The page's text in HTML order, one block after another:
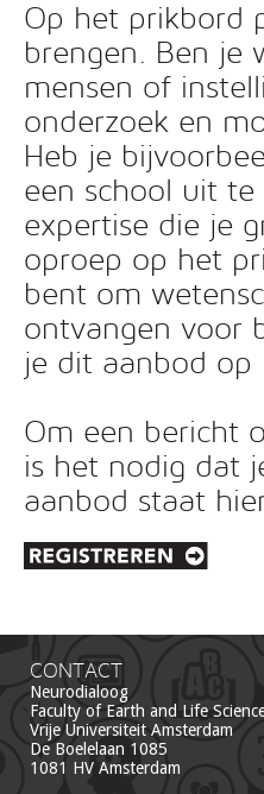
Op het prikbord
brengen. Ben je
mensen of
onderzoek en
Heb je
een school uit
expertise die je
oproep op het
bent om
ontvangen voor
je dit aanbod op
Om een bericht
is het nodig dat
aanbod staat
CONTACT
Neurodialoog
Faculty of Earth and Life
Vrije Universiteit Amsterdam
De Boelelaan 1085
1081 HV Amsterdam